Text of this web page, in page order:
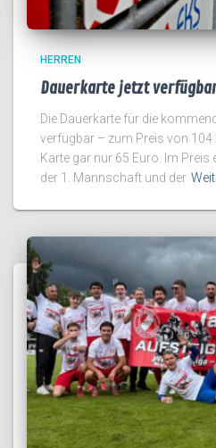
HERREN
Dauerkarte jetzt
Die Dauerkarte für die
verfügbar – zum Preis von
Karte gar nur 65 Euro. Im Preis
der 1. Mannschaft und der